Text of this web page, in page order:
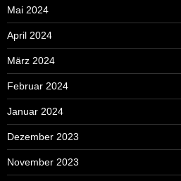
Mai 2024
April 2024
März 2024
Februar 2024
Januar 2024
Dezember 2023
November 2023